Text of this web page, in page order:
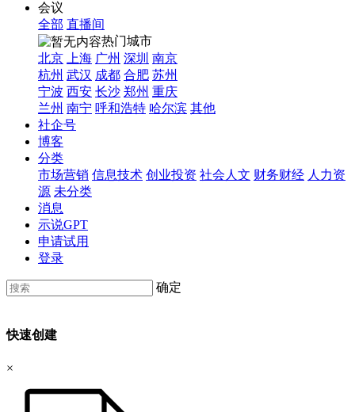
会议
全部 直播间
热门城市
北京
上海 广州 深圳 南京
杭州 武汉 成都 合肥 苏州
宁波 西安 长沙 郑州 重庆
兰州 南宁 呼和浩特 哈尔滨 其他
社企号
博客
分类
市场营销 信息技术 创业投资 社会人文 财务财经 人力资
源 未分类
消息
示说GPT
申请试用
登录
确定
快速创建
×